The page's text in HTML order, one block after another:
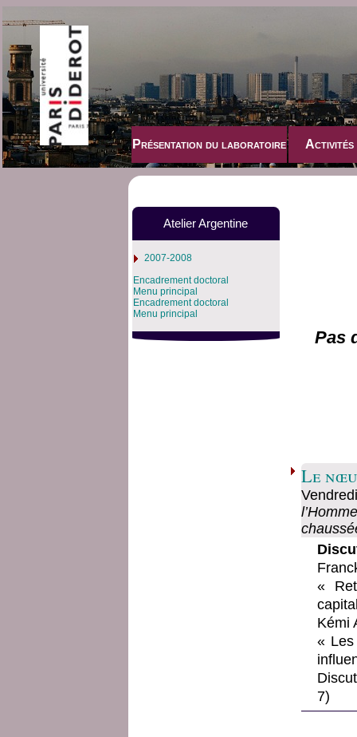
Présentation du laboratoire Activités
Atelier Argentine
2007-2008
Encadrement doctoral
Menu principal
Encadrement doctoral
Menu principal
Pas
Le
Vendredi
«
Kémi
« Les
7)